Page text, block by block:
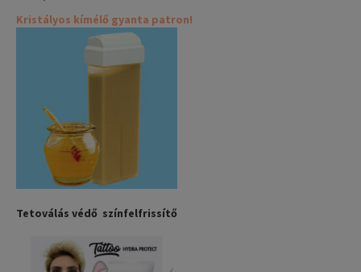
Kristályos kímélő gyanta patron!
Tetoválás védő színfelfrissítő